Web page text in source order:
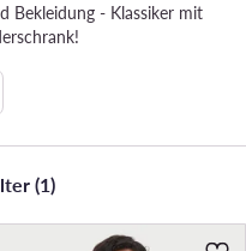
Bekleidung - Klassiker mit
(1)